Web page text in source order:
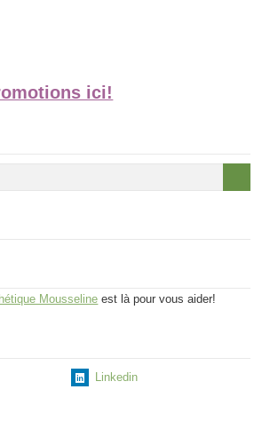
ici!
Mousseline est là pour vous aider!
Linkedin